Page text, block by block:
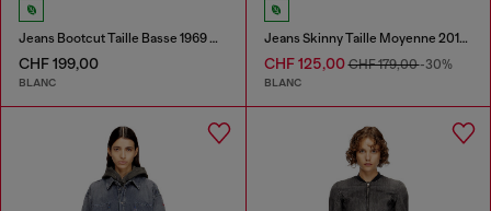
Jeans Bootcut Taille Basse 1969 D-Ebbey
CHF 199,00
BLANC
Jeans Skinny Taille Moyenne 2017 Slandy
CHF 125,00CHF 179,00-30%
BLANC